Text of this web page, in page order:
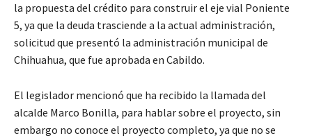
la propuesta del crédito para construir el eje vial Poniente
5, ya que la deuda trasciende a la actual administración,
solicitud que presentó la administración municipal de
Chihuahua, que fue aprobada en Cabildo.
El legislador mencionó que ha recibido la llamada del
alcalde Marco Bonilla, para hablar sobre el proyecto, sin
embargo no conoce el proyecto completo, ya que no se